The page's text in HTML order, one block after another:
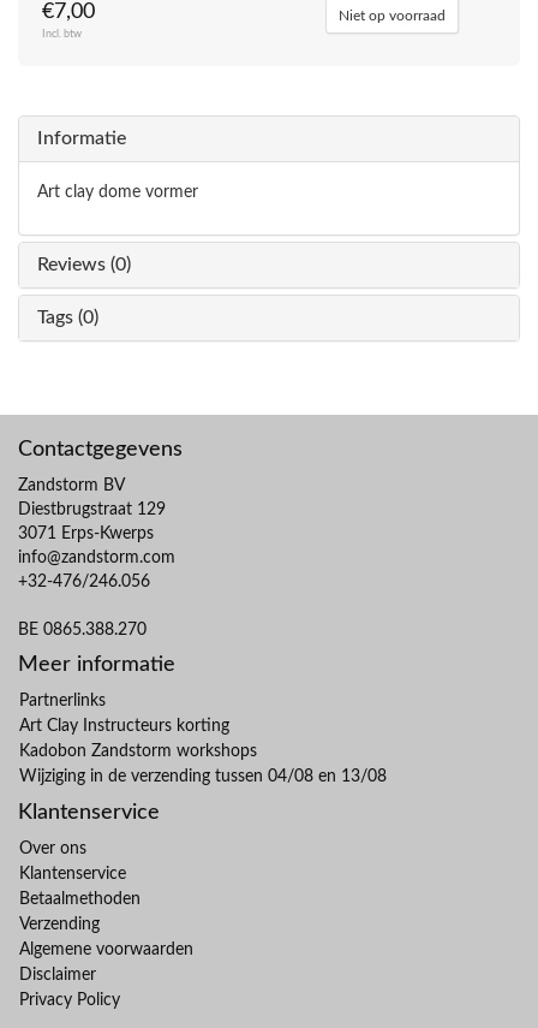
€7,00
Incl. btw
Niet op voorraad
Informatie
Art clay dome vormer
Reviews (0)
Tags (0)
Contactgegevens
Zandstorm BV
Diestbrugstraat 129
3071 Erps-Kwerps
info@zandstorm.com
+32-476/246.056
BE 0865.388.270
Meer informatie
Partnerlinks
Art Clay Instructeurs korting
Kadobon Zandstorm workshops
Wijziging in de verzending tussen 04/08 en 13/08
Klantenservice
Over ons
Klantenservice
Betaalmethoden
Verzending
Algemene voorwaarden
Disclaimer
Privacy Policy